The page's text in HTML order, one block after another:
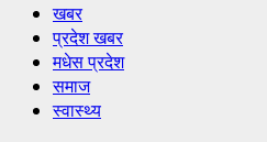
खबर
प्रदेश खबर
मधेस प्रदेश
समाज
स्वास्थ्य